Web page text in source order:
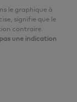
le graphique à
signifie que le
contraire.
une indication